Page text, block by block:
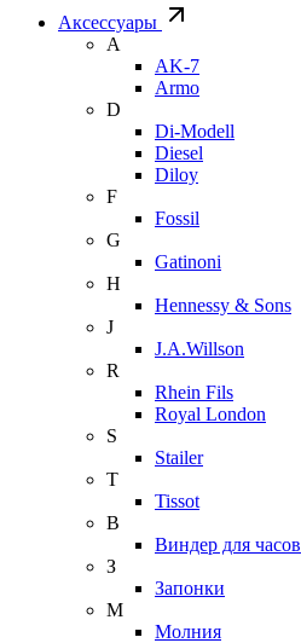
Аксессуары
A
AK-7
Armo
D
Di-Modell
Diesel
Diloy
F
Fossil
G
Gatinoni
H
Hennessy & Sons
J
J.A.Willson
R
Rhein Fils
Royal London
S
Stailer
T
Tissot
В
Виндер для часов
З
Запонки
М
Молния